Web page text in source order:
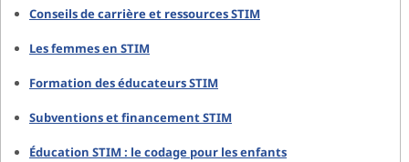
Conseils de carrière et ressources STIM
Les femmes en STIM
Formation des éducateurs STIM
Subventions et financement STIM
Éducation STIM : le codage pour les enfants